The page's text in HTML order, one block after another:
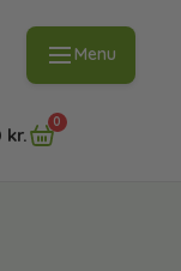
Menu
kr.
0